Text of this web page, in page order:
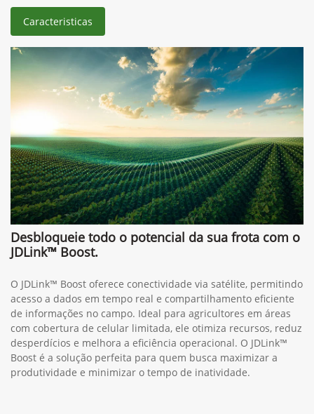
Caracteristicas
Desbloqueie todo o potencial da sua frota com o
JDLink™ Boost.
O JDLink™ Boost oferece conectividade via satélite, permitindo
acesso a dados em tempo real e compartilhamento eficiente
de informações no campo. Ideal para agricultores em áreas
com cobertura de celular limitada, ele otimiza recursos, reduz
desperdícios e melhora a eficiência operacional. O JDLink™
Boost é a solução perfeita para quem busca maximizar a
produtividade e minimizar o tempo de inatividade.